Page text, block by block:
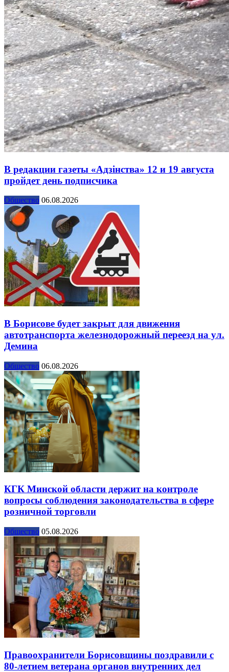
В редакции газеты «Адзінства» 12 и 19 августа
пройдет день подписчика
Общество 06.08.2026
В Борисове будет закрыт для движения
автотранспорта железнодорожный переезд на ул.
Демина
Общество 06.08.2026
КГК Минской области держит на контроле
вопросы соблюдения законодательства в сфере
розничной торговли
Общество 05.08.2026
Правоохранители Борисовщины поздравили с
80-летием ветерана органов внутренних дел